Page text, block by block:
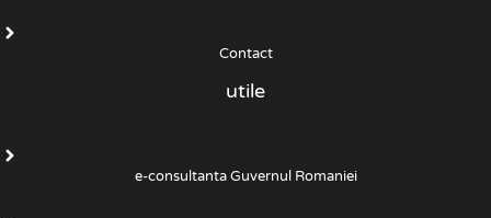
Contact
utile
e-consultanta Guvernul Romaniei